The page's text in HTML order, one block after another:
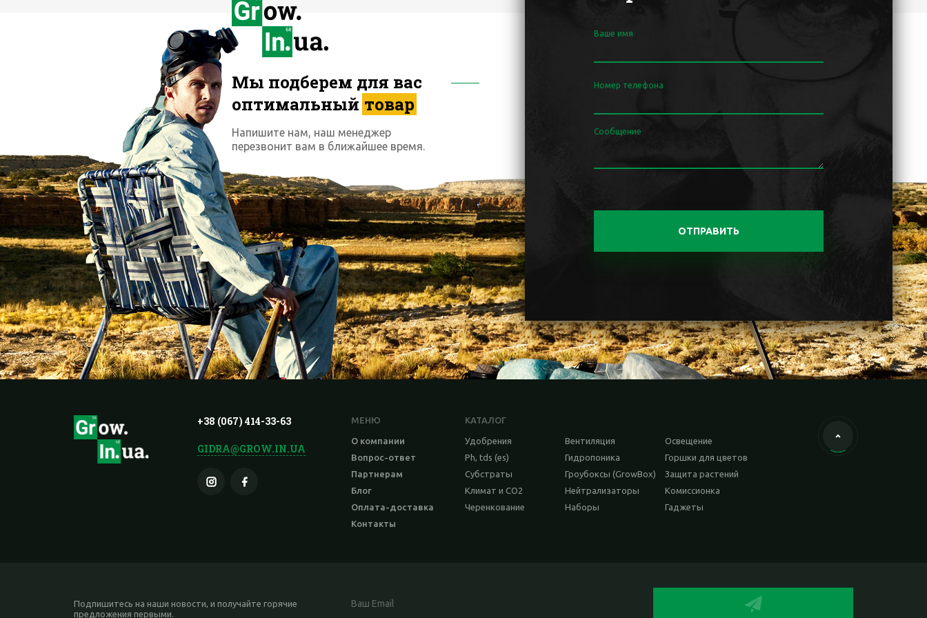
Ваше имя
Номер телефона
Сообщение
ОТПРАВИТЬ
Мы подберем для вас
оптимальный товар
Напишите нам, наш менеджер
перезвонит вам в ближайшее время.
+38 (067) 414-33-63
GIDRA@GROW.IN.UA
МЕНЮ
О компании
Вопрос-ответ
Партнерам
Блог
Оплата-доставка
Контакты
КАТАЛОГ
Удобрения Вентиляция
Освещение
Ph, tds (es)
Гидропоника
Горшки для цветов
Субстраты
Гроубоксы (GrowBox)
Защита растений
Климат и CO2
Нейтрализаторы
Комиссионка
Черенкование
Наборы Гаджеты
Подпишитесь на наши новости, и получайте горячие
предложения первыми.